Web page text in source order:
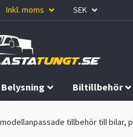
Inkl. moms SEK
Belysning Biltillbehör
tillbehör till bilar,